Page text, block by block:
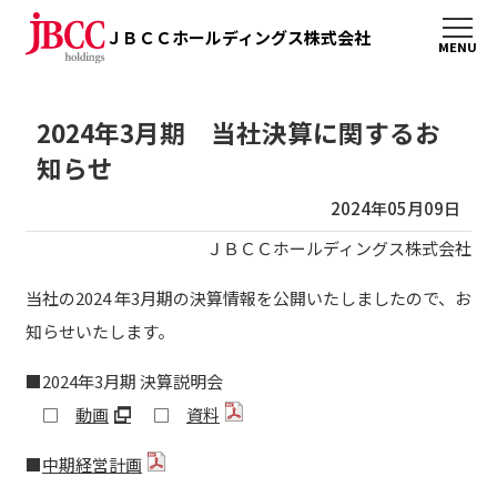
ＪＢＣＣホールディングス株式会社
2024年3月期 当社決算に関するお
知らせ
2024年05月09日
ＪＢＣＣホールディングス株式会社
当社の2024 年3月期の決算情報を公開いたしましたので、お
知らせいたします。
■2024年3月期 決算説明会
□ 動画 □ 資料
■中期経営計画